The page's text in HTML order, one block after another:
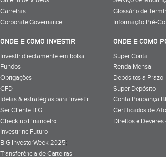
Carreiras
Corporate Governance
Glossário de
Informação Pré-
ONDE E COMO INVESTIR
Investir directamente em bolsa
Fundos
Obrigações
CFD
Ideias & estratégias para investir
Ser Cliente BiG
Check up Financeiro
Investir no Futuro
BiG InvestorWeek 2025;
Transferência de Carteiras;
ONDE E COMO
Super Conta
Renda Mensal
Depósitos a Prazo
Super Depósito
Conta Poupança
Certificados de
Direitos e Deveres